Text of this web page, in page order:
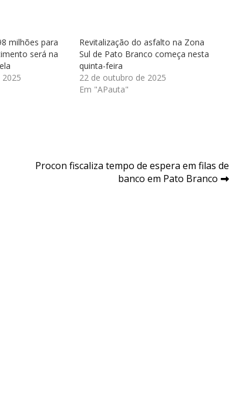
milhões para
será na
Revitalização do asfalto na Zona
Sul de Pato Branco começa nesta
quinta-feira
22 de outubro de 2025
Em "APauta"
Procon fiscaliza tempo de espera em filas de
banco em Pato Branco